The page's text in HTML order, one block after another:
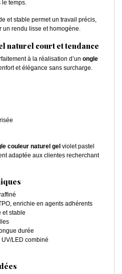
le temps.
et stable permet un travail précis,
un rendu lisse et homogène.
naturel court et tendance
à la réalisation d’un ongle
et élégance sans surcharge.
couleur naturel gel violet pastel
adaptée aux clientes recherchant
enrichie en agents adhérents
et stable
durée
LED combiné